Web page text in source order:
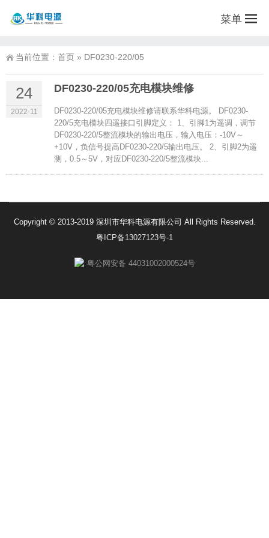
菜单
当前位置： 首页 » DF0230-220/05
24
2022-11
DF0230-220/05充电模块维修
DF0230-220/05充电模块维修请联系华科电源。 DF0230-
220/5充电模块四遥接口引脚定义： 1、引脚1为遥调，调节
DF0230-220/5整流模块的输出电压，输入电压：-10V～
+10V，负信号提高DF0230-220/5输出电压。 2、引脚2为遥
测，0.5～5V，对应DF0230-220/5整流模块...
Copyright © 2013-2019 深圳市华科电源有限公司 All Rights Reserved.
粤ICP备13027123号-1
粤公网安备 44031002000524号